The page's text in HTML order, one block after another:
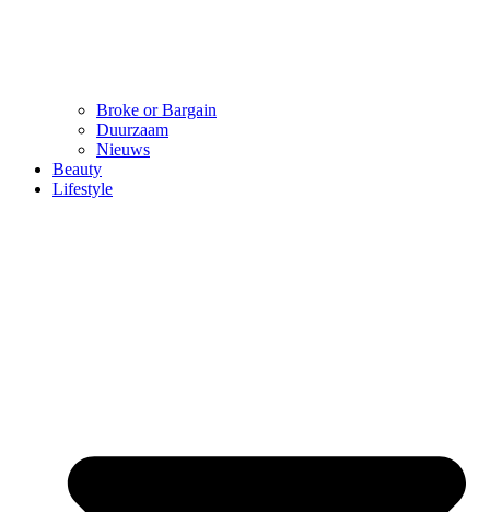
Broke or Bargain
Duurzaam
Nieuws
Beauty
Lifestyle